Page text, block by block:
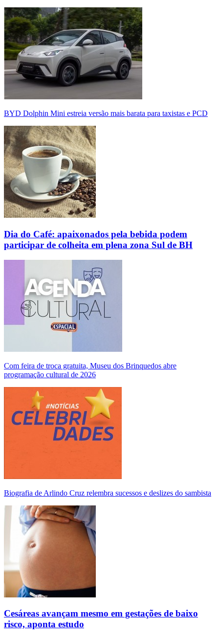
BYD Dolphin Mini estreia versão mais barata para taxistas e PCD
Dia do Café: apaixonados pela bebida podem
participar de colheita em plena zona Sul de BH
Com feira de troca gratuita, Museu dos Brinquedos abre
programação cultural de 2026
Biografia de Arlindo Cruz relembra sucessos e deslizes do sambista
Cesáreas avançam mesmo em gestações de baixo
risco, aponta estudo